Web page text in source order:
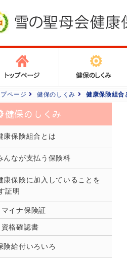
健保のしくみ
康保険組合とは
んなが支払う保険料
康保険に加入していることを
証明
マイナ保険証
資格確認書
険給付いろいろ
プページ 健保のしくみ 健康保険組合